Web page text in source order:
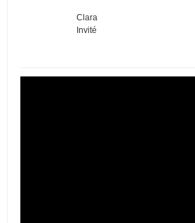
Clara
Invité